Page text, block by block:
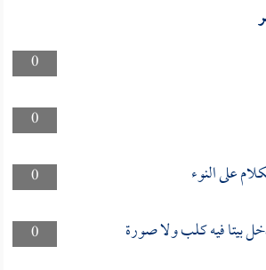
0
0
0
على النوء
0
بيتا فيه كلب ولا صورة